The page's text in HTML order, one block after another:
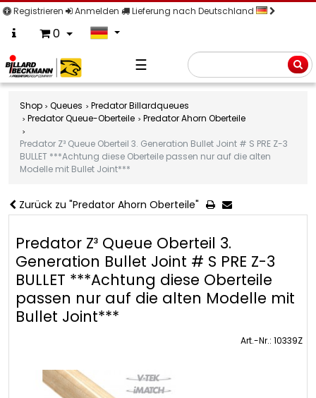
Registrieren Anmelden Lieferung nach Deutschland
0
☰
Shop Queues
Predator Billardqueues
Predator Queue-Oberteile
Predator Ahorn Oberteile
Predator Z³ Queue Oberteil 3. Generation Bullet Joint # S PRE Z-3
BULLET ***Achtung diese Oberteile passen nur auf die alten
Modelle mit Bullet Joint***
Zurück zu "Predator Ahorn Oberteile"
Predator Z³ Queue Oberteil 3.
Generation Bullet Joint # S PRE Z-3
BULLET ***Achtung diese Oberteile
passen nur auf die alten Modelle mit
Bullet Joint***
Art.-Nr.: 10339Z